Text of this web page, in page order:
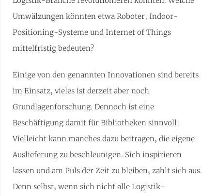
Umwälzungen könnten etwa Roboter, Indoor-
Positioning-Systeme und Internet of Things
mittelfristig bedeuten?
Einige von den genannten Innovationen sind bereits
im Einsatz, vieles ist derzeit aber noch
Grundlagenforschung. Dennoch ist eine
Beschäftigung damit für Bibliotheken sinnvoll:
Vielleicht kann manches dazu beitragen, die eigene
Auslieferung zu beschleunigen. Sich inspirieren
lassen und am Puls der Zeit zu bleiben, zahlt sich aus.
Denn selbst, wenn sich nicht alle Logistik-